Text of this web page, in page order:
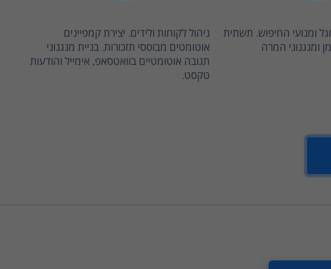
ומנועי החיפוש. תשתית
ומנגנוני המרה
ניהול לקוחות ולידים. יצירת קמפיינים
אוטומטים מבוססי תזכורות. בניית מנגנוני
תגובה אוטומטיים בוואטסאפ, אימייל והודעות
טקסט.